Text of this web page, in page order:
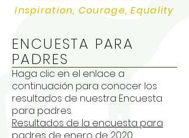
Inspiration, Courage, Equality
ENCUESTA PARA
PADRES
Haga clic en el enlace a
continuación para conocer los
resultados de nuestra Encuesta
para padres.
Resultados de la encuesta para